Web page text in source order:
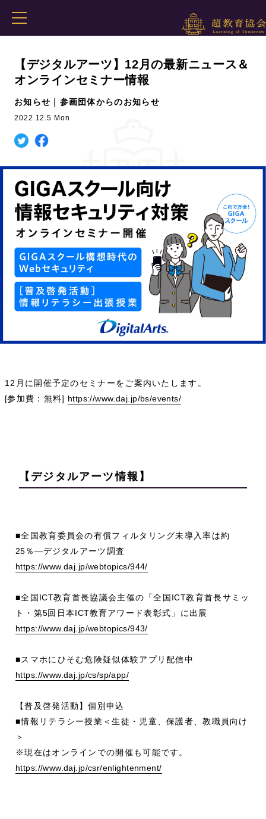
【デジタルアーツ】12月の最新ニュース＆
オンラインセミナー情報
お知らせ｜参画団体からのお知らせ
2022.12.5 Mon
12月に開催予定のセミナーをご案内いたします。
[参加費：無料] https://www.daj.jp/bs/events/
【デジタルアーツ情報】
■全国教育委員会の有償フィルタリング未導入率は約
25％―デジタルアーツ調査
https://www.daj.jp/webtopics/944/
■全国 ICT教育首長協議会主催の「全国 ICT教育首長サミッ
ト・第5回日本ICT教育アワード表彰式」に出展
https://www.daj.jp/webtopics/943/
■スマホにひそむ危険疑似体験アプリ配信中
https://www.daj.jp/cs/sp/app/
【普及啓発活動】個別申込
■情報リテラシー授業＜生徒・児童、保護者、教職員向け
＞
※現在はオンラインでの開催も可能です。
https://www.daj.jp/csr/enlightenment/